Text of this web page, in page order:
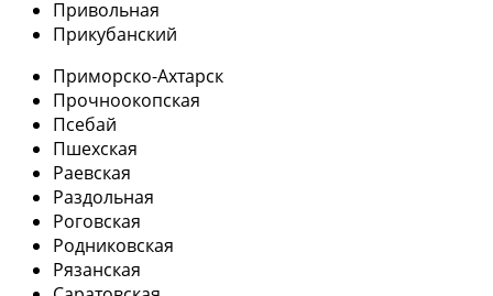
Привольная
Прикубанский
Приморско-Ахтарск
Прочноокопская
Псебай
Пшехская
Раевская
Раздольная
Роговская
Родниковская
Рязанская